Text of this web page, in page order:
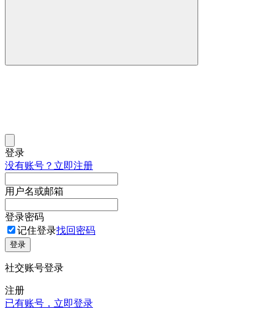
登录
没有账号？立即注册
用户名或邮箱
登录密码
记住登录找回密码
登录
社交账号登录
注册
已有账号，立即登录